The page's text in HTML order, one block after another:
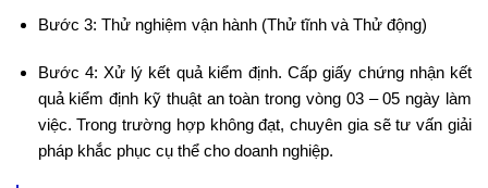
Bước 3: Thử nghiệm vận hành (Thử tĩnh và Thử động)
Bước 4: Xử lý kết quả kiểm định. Cấp giấy chứng nhận kết
quả kiểm định kỹ thuật an toàn trong vòng 03 – 05 ngày làm
việc. Trong trường hợp không đạt, chuyên gia sẽ tư vấn giải
pháp khắc phục cụ thể cho doanh nghiệp.